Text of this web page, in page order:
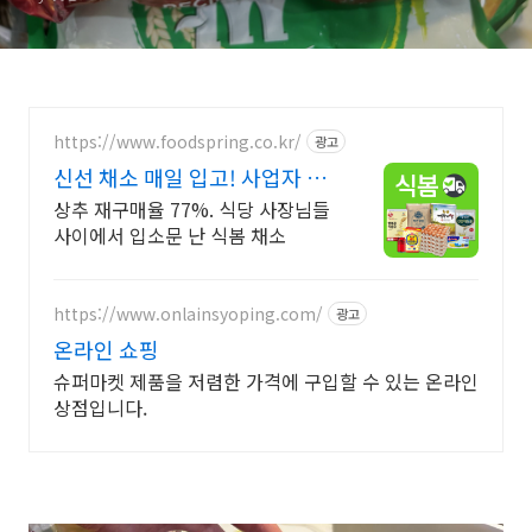
https://www.foodspring.co.kr/ 광고
신선 채소 매일 입고! 사업자 전
용 특가
상추 재구매율 77%. 식당 사장님들
사이에서 입소문 난 식봄 채소
https://www.onlainsyoping.com/ 광고
온라인 쇼핑
슈퍼마켓 제품을 저렴한 가격에 구입할 수 있는 온라인
상점입니다.